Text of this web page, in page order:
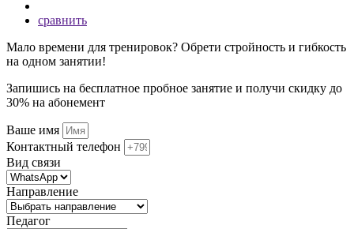
сравнить
Мало времени для тренировок? Обрети стройность и гибкость
на одном занятии!
Запишись на бесплатное пробное занятие и получи скидку до
30% на абонемент
Ваше имя
Контактный телефон
Вид связи
Направление
Педагог